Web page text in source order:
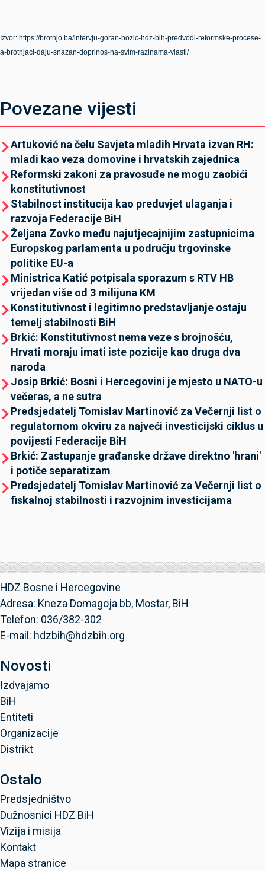
Izvor: https://brotnjo.ba/intervju-goran-bozic-hdz-bih-predvodi-reformske-procese-
a-brotnjaci-daju-snazan-doprinos-na-svim-razinama-vlasti/
Povezane vijesti
Artuković na čelu Savjeta mladih Hrvata izvan RH:
mladi kao veza domovine i hrvatskih zajednica
Reformski zakoni za pravosuđe ne mogu zaobići
konstitutivnost
Stabilnost institucija kao preduvjet ulaganja i
razvoja Federacije BiH
Željana Zovko među najutjecajnijim zastupnicima
Europskog parlamenta u području trgovinske
politike EU-a
Ministrica Katić potpisala sporazum s RTV HB
vrijedan više od 3 milijuna KM
Konstitutivnost i legitimno predstavljanje ostaju
temelj stabilnosti BiH
Brkić: Konstitutivnost nema veze s brojnošću,
Hrvati moraju imati iste pozicije kao druga dva
naroda
Josip Brkić: Bosni i Hercegovini je mjesto u NATO-u
večeras, a ne sutra
Predsjedatelj Tomislav Martinović za Večernji list o
regulatornom okviru za najveći investicijski ciklus u
povijesti Federacije BiH
Brkić: Zastupanje građanske države direktno 'hrani'
i potiče separatizam
Predsjedatelj Tomislav Martinović za Večernji list o
fiskalnoj stabilnosti i razvojnim investicijama
HDZ Bosne i Hercegovine
Adresa: Kneza Domagoja bb, Mostar, BiH
Telefon: 036/382-302
E-mail: hdzbih@hdzbih.org
Novosti
Izdvajamo
BiH
Entiteti
Organizacije
Distrikt
Ostalo
Predsjedništvo
Dužnosnici HDZ BiH
Vizija i misija
Kontakt
Mapa stranice